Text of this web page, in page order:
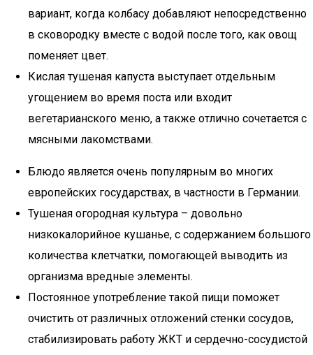
вариант, когда колбасу добавляют непосредственно
в сковородку вместе с водой после того, как овощ
поменяет цвет.
Кислая тушеная капуста выступает отдельным
угощением во время поста или входит
вегетарианского меню, а также отлично сочетается с
мясными лакомствами.
Блюдо является очень популярным во многих
европейских государствах, в частности в Германии.
Тушеная огородная культура – довольно
низкокалорийное кушанье, с содержанием большого
количества клетчатки, помогающей выводить из
организма вредные элементы.
Постоянное употребление такой пищи поможет
очистить от различных отложений стенки сосудов,
стабилизировать работу ЖКТ и сердечно-сосудистой